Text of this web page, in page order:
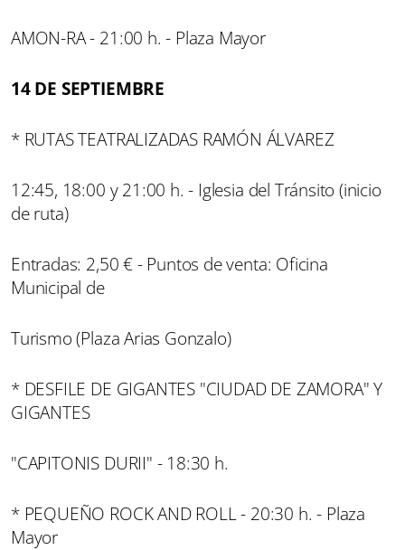
AMON-RA - 21:00 h. - Plaza Mayor
14 DE SEPTIEMBRE
* RUTAS TEATRALIZADAS RAMÓN ÁLVAREZ
12:45, 18:00 y 21:00 h. - Iglesia del Tránsito (inicio
de ruta)
Entradas: 2,50 € - Puntos de venta: Oficina
Municipal de
Turismo (Plaza Arias Gonzalo)
* DESFILE DE GIGANTES "CIUDAD DE ZAMORA" Y
GIGANTES
"CAPITONIS DURII" - 18:30 h.
* PEQUEÑO ROCK AND ROLL - 20:30 h. - Plaza
Mayor